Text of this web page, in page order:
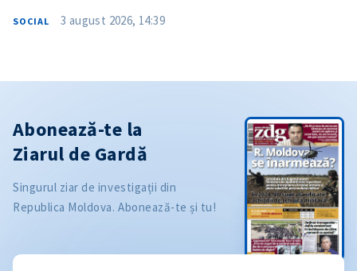
SOCIAL 3 august 2026, 14:39
Abonează-te la
Ziarul de Gardă
Singurul ziar de investigații din
Republica Moldova. Abonează-te și tu!